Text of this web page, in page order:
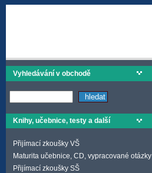
Vyhledávání v obchodě
Knihy, učebnice, testy a další
Přijímací zkoušky VŠ
Maturita učebnice, CD, vypracované otázky
Přijímací zkoušky SŠ